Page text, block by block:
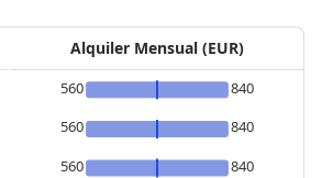
Alquiler Mensual (EUR)
560
840
560
840
560
840